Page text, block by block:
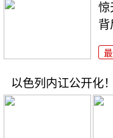
惊
背
以色列内讧公开化